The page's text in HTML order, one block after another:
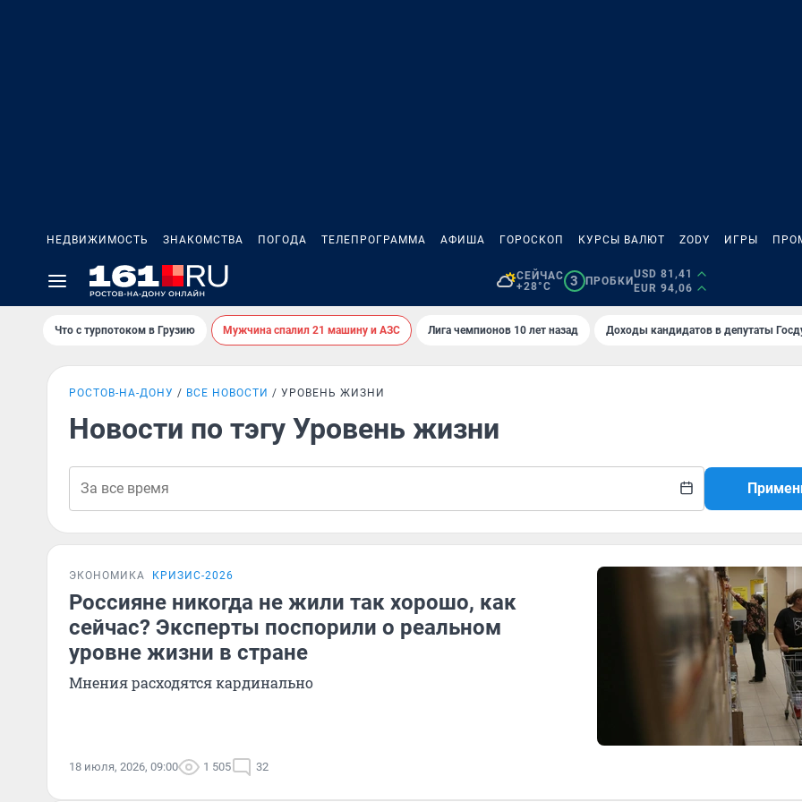
НЕДВИЖИМОСТЬ ЗНАКОМСТВА ПОГОДА ТЕЛЕПРОГРАММА АФИША ГОРОСКОП КУРСЫ ВАЛЮТ ZODY ИГРЫ
СЕЙЧАС
+28°C
3 ПРОБКИ
USD 81,41
EUR 94,06
Что с турпотоком в Грузию Мужчина спалил 21 машину и АЗС Лига чемпионов 10 лет назад Доходы кандидатов в депутаты
РОСТОВ-НА-ДОНУ ВСЕ НОВОСТИ УРОВЕНЬ ЖИЗНИ
Новости по тэгу Уровень жизни
ЭКОНОМИКА КРИЗИС-2026
Россияне никогда не жили так хорошо, как
сейчас? Эксперты поспорили о реальном
уровне жизни в стране
Мнения расходятся кардинально
18 июля, 2026, 09:00 1 505 32